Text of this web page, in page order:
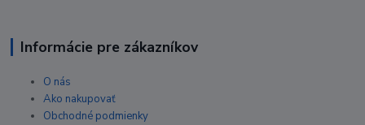
Informácie pre zákazníkov
O nás
Ako nakupovať
Obchodné podmienky